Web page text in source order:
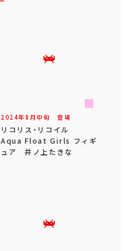
2024年8 月中旬 登場
リコリス・リコイル
Aqua Float Girls フィギ
ュア 井ノ上たきな